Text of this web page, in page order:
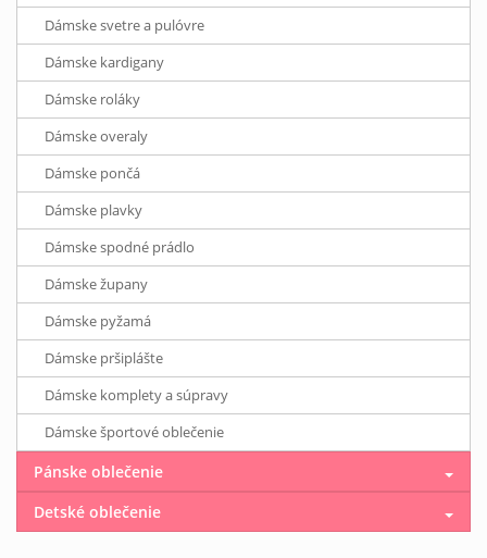
Dámske svetre a pulóvre
Dámske kardigany
Dámske roláky
Dámske overaly
Dámske pončá
Dámske plavky
Dámske spodné prádlo
Dámske župany
Dámske pyžamá
Dámske pršiplášte
Dámske komplety a súpravy
Dámske športové oblečenie
Pánske oblečenie
Detské oblečenie